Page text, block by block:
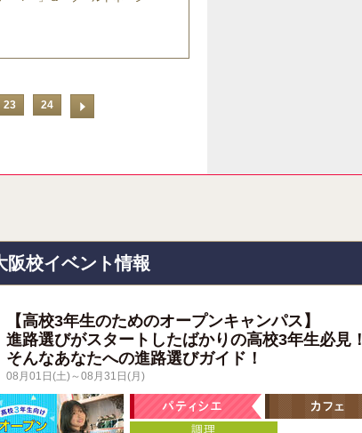
23 24
阪校イベント情報
【高校3年生のためのオープンキャンパス】
進路選びがスタートしたばかりの高校3年生必見！
そんなあなたへの進路選びガイド！
08月01日(土)～08月31日(月)